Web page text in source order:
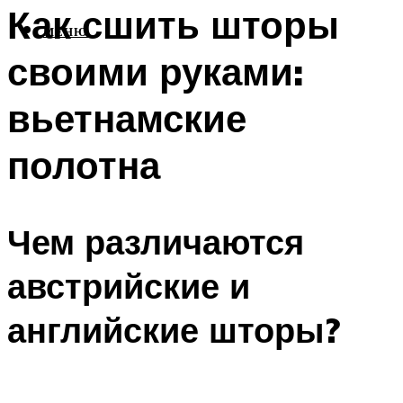
МЕНЮ
Как сшить шторы
своими руками:
вьетнамские
полотна
Чем различаются
австрийские и
английские шторы?